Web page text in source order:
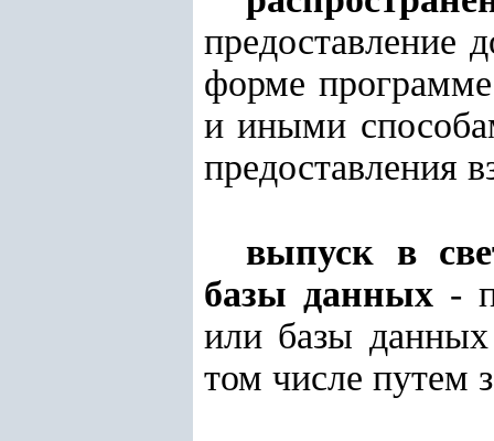
предоставление
форме
и иными
предоставления
выпуск в
базы данных-
или базы данных
том числе путем